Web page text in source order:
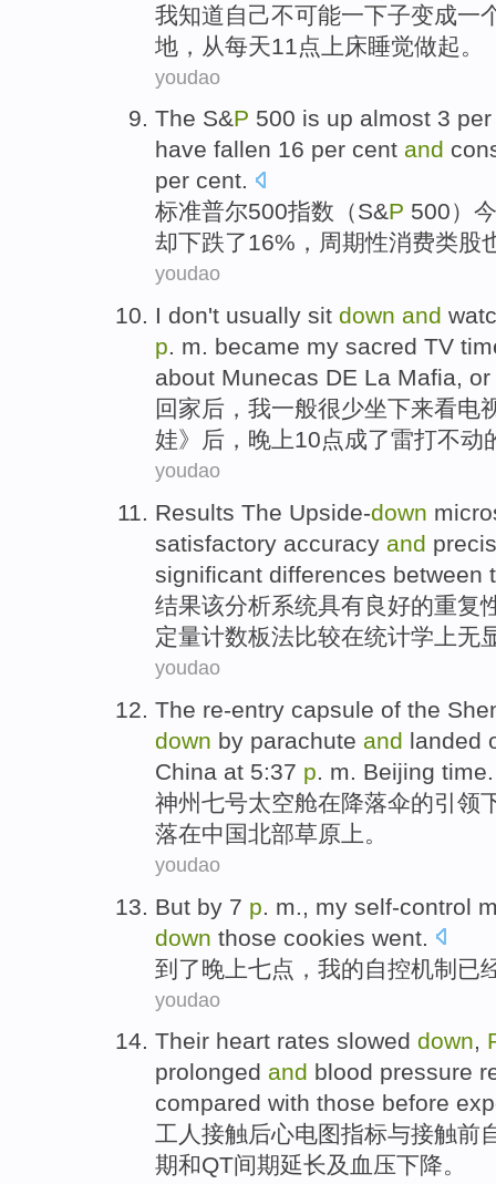
我知道 自己不可能一下子变成一
地 ，从每天11点 上床睡觉做起 。
youdao
The S&P 500 is up almost 3
have fallen 16 per cent and
per cent.
标准普尔500指数（S&P 500）
却下跌了16%， 周期性消费类股
youdao
I don't usually sit down and
p. m. became my sacred TV
about Munecas DE La Mafia,
回家后 ， 我一般很少坐下来看电
娃》后，晚上10点成了雷打不动
youdao
Results The Upside-down
satisfactory accuracy and
significant differences between
结果该分析系统具有良好的重复
定量计数板法比较在统计学 上无
youdao
The re-entry capsule of the
down by parachute and landed
China at 5:37 p. m. Beijing time.
神州七号太空舱在降落伞的引领
落在中国北部草原 上。
youdao
But by 7 p . m. my self-control
down those cookies went
到了晚上七点 ， 我的自控机制 已
youdao
Their heart rates slowed down,
prolonged and blood pressure
compared with those before
工人 接触后心电图指标与接触前
期和QT间期延长及 血压下降。